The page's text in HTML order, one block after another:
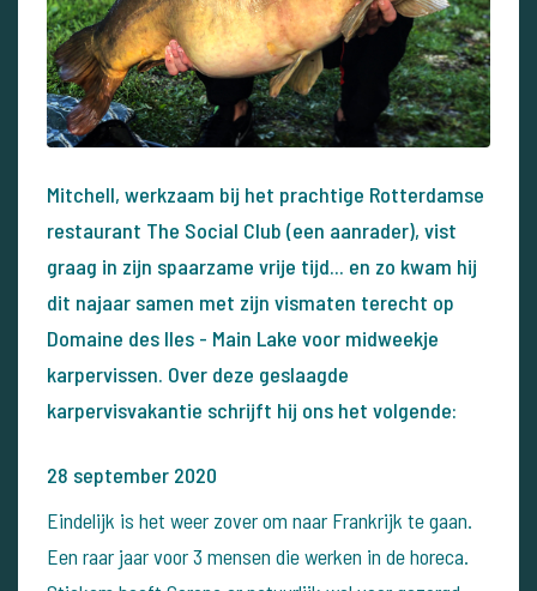
Mitchell, werkzaam bij het prachtige Rotterdamse
restaurant The Social Club (een aanrader), vist
graag in zijn spaarzame vrije tijd... en zo kwam hij
dit najaar samen met zijn vismaten terecht op
Domaine des Iles - Main Lake voor midweekje
karpervissen. Over deze geslaagde
karpervisvakantie schrijft hij ons het volgende:
28 september 2020
Eindelijk is het weer zover om naar Frankrijk te gaan.
Een raar jaar voor 3 mensen die werken in de horeca.